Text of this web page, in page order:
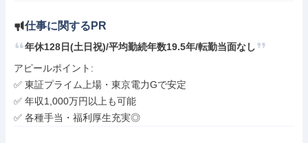
仕事に関するPR
年休128日(土日祝)/平均勤続年数19.5年/転勤当面なし
アピールポイント:
✅ 東証プライム上場・東京電力Gで安定
✅ 年収1,000万円以上も可能
✅ 各種手当・福利厚生充実◎